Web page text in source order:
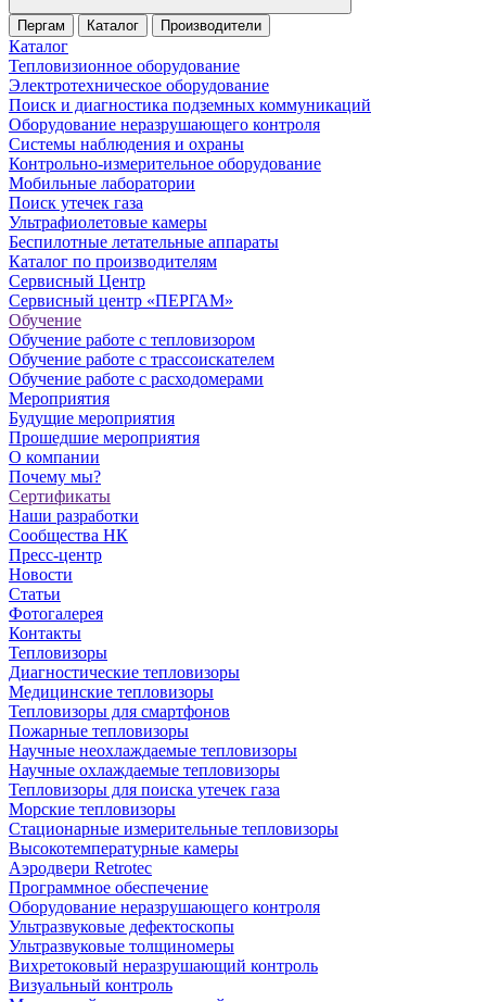
Пергам Каталог Производители
Каталог
Тепловизионное оборудование
Электротехническое оборудование
Поиск и диагностика подземных коммуникаций
Оборудование неразрушающего контроля
Системы наблюдения и охраны
Контрольно-измерительное оборудование
Мобильные лаборатории
Поиск утечек газа
Ультрафиолетовые камеры
Беспилотные летательные аппараты
Каталог по производителям
Сервисный Центр
Сервисный центр «ПЕРГАМ»
Обучение
Обучение работе с тепловизором
Обучение работе с трассоискателем
Обучение работе с расходомерами
Мероприятия
Будущие мероприятия
Прошедшие мероприятия
О компании
Почему мы?
Сертификаты
Наши разработки
Сообщества НК
Пресс-центр
Новости
Статьи
Фотогалерея
Контакты
Тепловизоры
Диагностические тепловизоры
Медицинские тепловизоры
Тепловизоры для смартфонов
Пожарные тепловизоры
Научные неохлаждаемые тепловизоры
Научные охлаждаемые тепловизоры
Тепловизоры для поиска утечек газа
Морские тепловизоры
Стационарные измерительные тепловизоры
Высокотемпературные камеры
Аэродвери Retrotec
Программное обеспечение
Оборудование неразрушающего контроля
Ультразвуковые дефектоскопы
Ультразвуковые толщиномеры
Вихретоковый неразрушающий контроль
Визуальный контроль